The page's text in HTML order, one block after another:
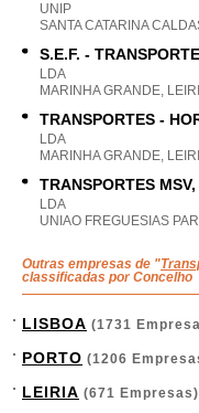
UNIP
SANTA CATARINA
S.E.F. -
LDA
MARINHA GRANDE,
TRANSPORTES -
LDA
MARINHA GRANDE,
TRANSPORTES
LDA
UNIAO FREGUESIAS
Outras empresas de "
classificadas por Concelho
LISBOA (1731
PORTO (1206
LEIRIA (671 Empresas)